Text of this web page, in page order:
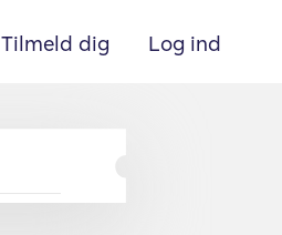
Tilmeld dig Log ind